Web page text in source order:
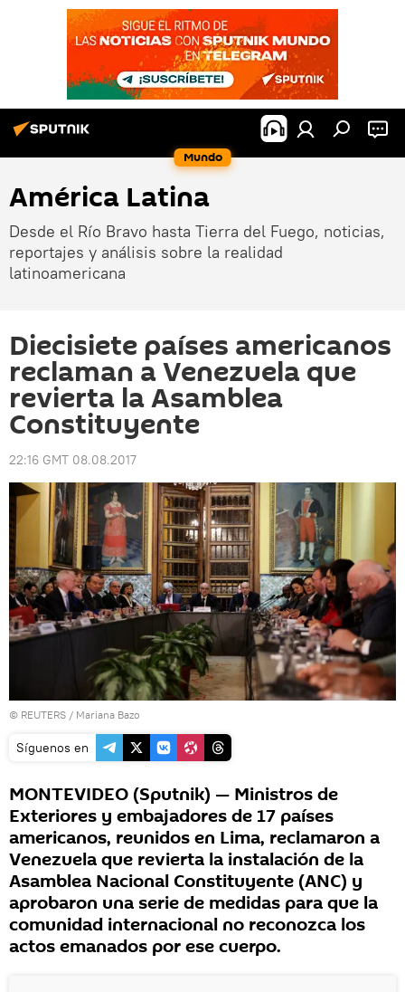
Mundo
América Latina
Desde el Río Bravo hasta Tierra del Fuego, noticias,
reportajes y análisis sobre la realidad
latinoamericana
Diecisiete países americanos
reclaman a Venezuela que
revierta la Asamblea
Constituyente
22:16 GMT 08.08.2017
© REUTERS / Mariana Bazo
Síguenos en
MONTEVIDEO (Sputnik) — Ministros de
Exteriores y embajadores de 17 países
americanos, reunidos en Lima, reclamaron a
Venezuela que revierta la instalación de la
Asamblea Nacional Constituyente (ANC) y
aprobaron una serie de medidas para que la
comunidad internacional no reconozca los
actos emanados por ese cuerpo.